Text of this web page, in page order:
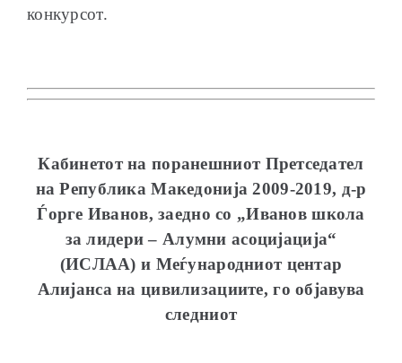
конкурсот.
Кабинетот на поранешниот Претседател
на Република Македонија 2009-2019, д-р
Ѓорге Иванов, заедно со „Иванов школа
за лидери – Алумни асоцијација“
(ИСЛАА) и Меѓународниот центар
Алијанса на цивилизациите, го објавува
следниот